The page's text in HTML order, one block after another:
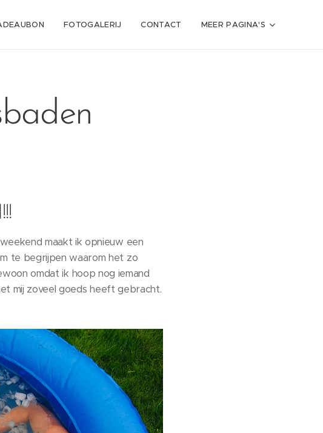
FOTOGALERIJ CONTACT MEER PAGINA'S
maakt ik opnieuw een
te begrijpen waarom het zo
omdat ik hoop nog iemand
mij zoveel goeds heeft gebracht.